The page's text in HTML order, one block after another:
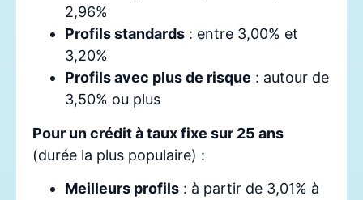
2,96%
Profils standards : entre 3,00% et
3,20%
Profils avec plus de risque : autour de
3,50% ou plus
Pour un crédit à taux fixe sur 25 ans
(durée la plus populaire) :
Meilleurs profils : à partir de 3,01% à